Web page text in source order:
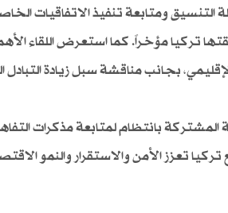
ومتابعة تنفيذ الاتفاقيات
تركيا مؤخراً. كما استعرض اللقاء
بجانب مناقشة سبل زيادة التبادل
المشتركة بانتظام لمتابعة مذكرات
تعزز الأمن والاستقرار والنمو